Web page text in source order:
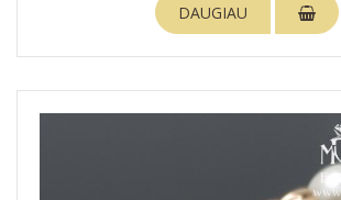
DAUGIAU